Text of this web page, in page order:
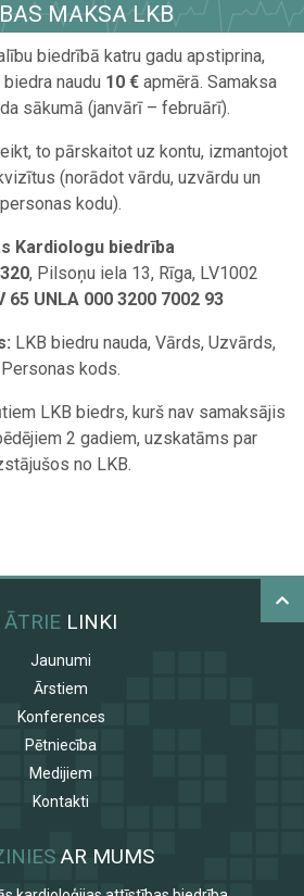
MAKSA LKB
biedrībā katru gadu apstiprina,
naudu 10 € apmērā. Samaksa
sākumā (janvārī – februārī).
to pārskaitot uz kontu, izmantojot
(norādot vārdu, uzvārdu un
personas kodu).
Kardiologu biedrība
, Pilsoņu iela 13, Rīga, LV1002
65 UNLA 000 3200 7002 93
LKB biedru nauda, Vārds, Uzvārds,
Personas kods.
LKB biedrs, kurš nav samaksājis
2 gadiem, uzskatāms par
no LKB.
ĀTRIE LINKI
Jaunumi
Ārstiem
Konferences
Pētniecība
Medijiem
Kontakti
AR MUMS